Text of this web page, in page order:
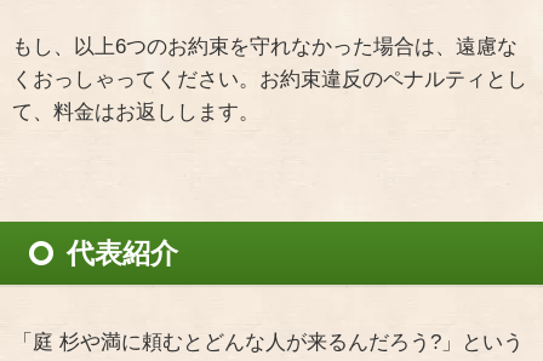
もし、以上6つのお約束を守れなかった場合は、遠慮な
くおっしゃってください。お約束違反のペナルティとし
て、料金はお返しします。
代表紹介
「庭 杉や満に頼むとどんな人が来るんだろう?」という